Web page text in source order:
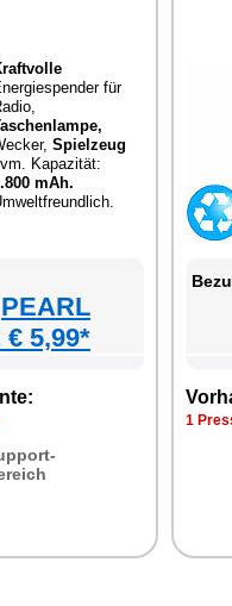
für
Spielzeug
Kapazität:
mAh.
PEARL
€ 5,99*
1